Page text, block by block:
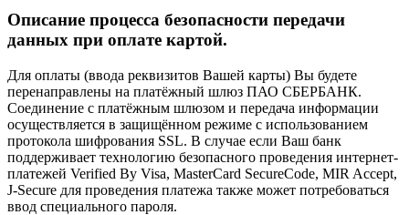
Описание процесса безопасности передачи
данных при оплате картой.
Для оплаты (ввода реквизитов Вашей карты) Вы будете
перенаправлены на платёжный шлюз ПАО СБЕРБАНК.
Соединение с платёжным шлюзом и передача информации
осуществляется в защищённом режиме с использованием
протокола шифрования SSL. В случае если Ваш банк
поддерживает технологию безопасного проведения интернет-
платежей Verified By Visa, MasterCard SecureCode, MIR Accept,
J-Secure для проведения платежа также может потребоваться
ввод специального пароля.